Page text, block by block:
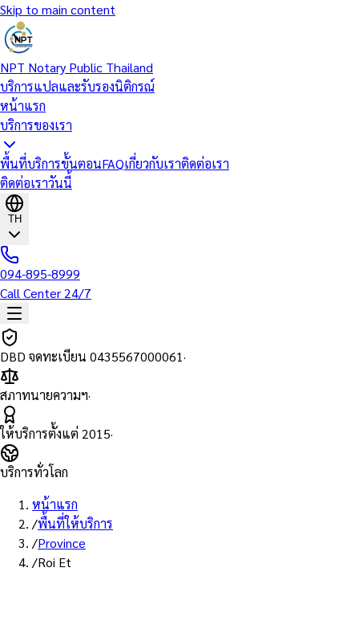
Skip to main content
NPT Notary Public Thailand
บริการแปลและรับรองนิติกรณ์
หน้าแรก
บริการของเรา
พื้นที่บริการขั้นตอนFAQเกี่ยวกับเราติดต่อเรา
ติดต่อเราวันนี้
TH
094-895-8999
Call Center 24/7
DBD จดทะเบียน 0435567000061·
สภาทนายความฯ·
ให้บริการตั้งแต่ 2015·
บริการทั่วโลก
หน้าแรก
/พื้นที่ให้บริการ
/Province
/Roi Et